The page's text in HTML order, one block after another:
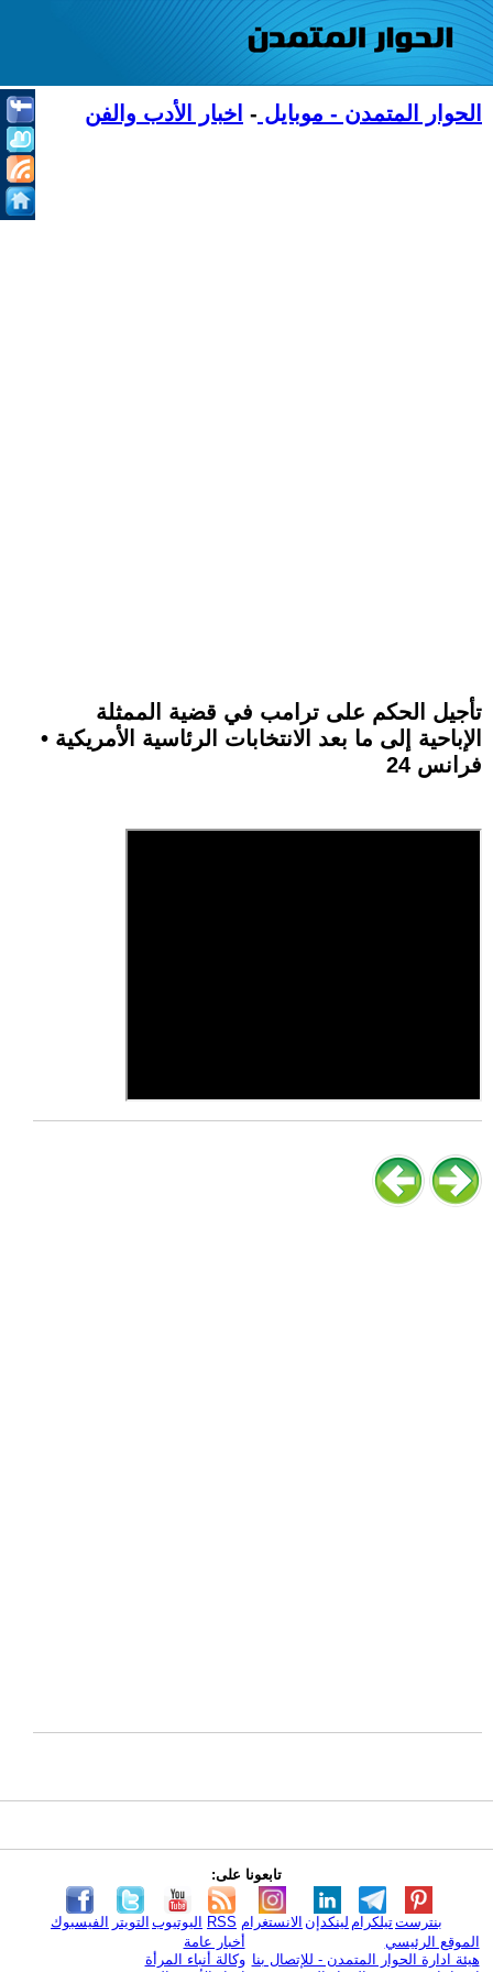
الحوار المتمدن - موبايل - اخبار الأدب والفن
تأجيل الحكم على ترامب في قضية الممثلة
الإباحية إلى ما بعد الانتخابات الرئاسية الأمريكية •
فرانس 24
تابعونا على:
الفيسبوك التويتر اليوتيوب RSS الانستغرام لينكدإن تيلكرامبنترست
الموقع الرئيسي
هيئة ادارة الحوار المتمدن - للإتصال بنا
أخبار عامة
وكالة أنباء المرأة